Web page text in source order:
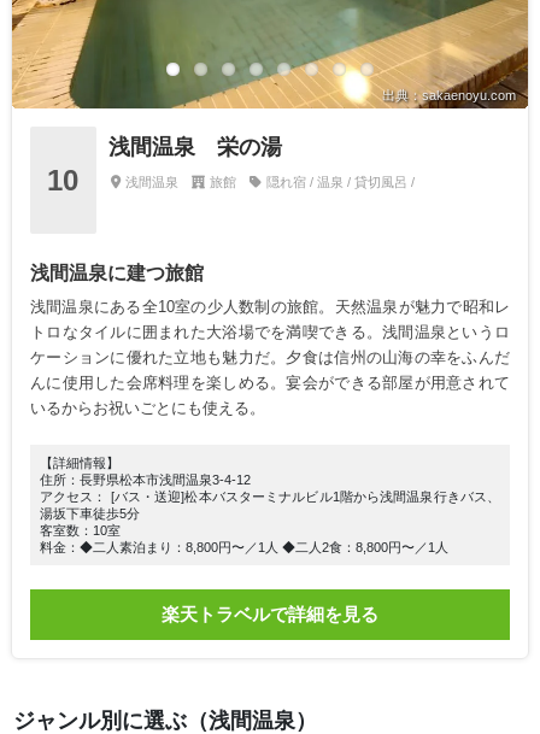
出典：sakaenoyu.com
10
浅間温泉 栄の湯
浅間温泉 旅館 隠れ宿 / 温泉 / 貸切風呂 /
浅間温泉に建つ旅館
浅間温泉にある全10室の少人数制の旅館。天然温泉が魅力で昭和レ
トロなタイルに囲まれた大浴場でを満喫できる。浅間温泉というロ
ケーションに優れた立地も魅力だ。夕食は信州の山海の幸をふんだ
んに使用した会席料理を楽しめる。宴会ができる部屋が用意されて
いるからお祝いごとにも使える。
【詳細情報】
住所：長野県松本市浅間温泉3-4-12
アクセス： [バス・送迎]松本バスターミナルビル1階から浅間温泉行きバス、
湯坂下車徒歩5分
客室数：10室
料金：◆二人素泊まり：8,800円〜／1人 ◆二人2食：8,800円〜／1人
楽天トラベルで詳細を見る
ジャンル別に選ぶ（浅間温泉）